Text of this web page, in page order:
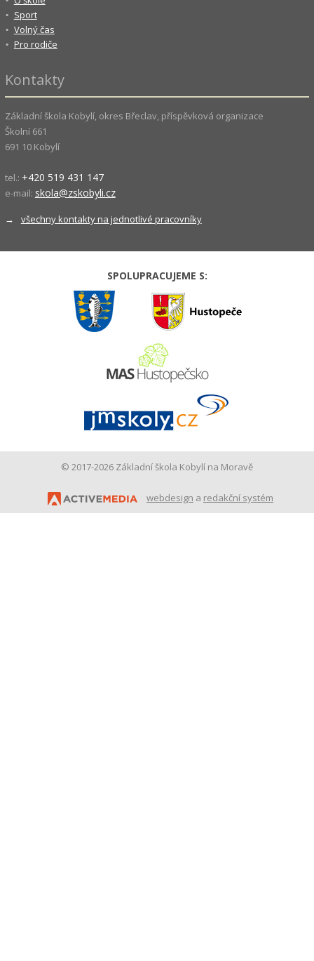
Sport
Volný čas
Pro rodiče
Kontakty
Základní škola Kobylí, okres Břeclav, příspěvková organizace
Školní 661
691 10 Kobylí
tel.: +420 519 431 147
e-mail: skola@zskobyli.cz
→ všechny kontakty na jednotlivé pracovníky
SPOLUPRACUJEME S:
© 2017-2026 Základní škola Kobylí na Moravě
webdesign a redakční systém